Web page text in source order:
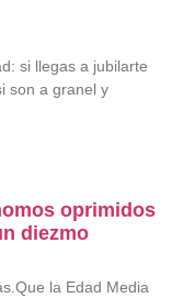
si llegas a jubilarte
son a granel y
oprimidos
diezmo
la Edad Media